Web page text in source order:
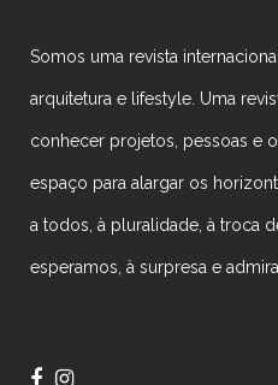
Somos uma revista
arquitetura e lifestyle. Uma
conhecer projetos, pessoas e
espaço para alargar os
a todos, à pluralidade, à troca
esperamos, à surpresa e